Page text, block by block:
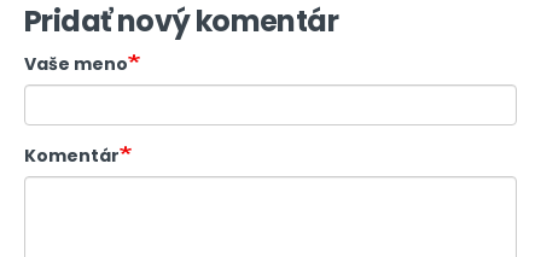
Pridať nový komentár
Vaše meno
Komentár